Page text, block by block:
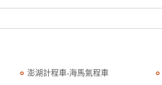
澎湖計程車-海馬氣程車